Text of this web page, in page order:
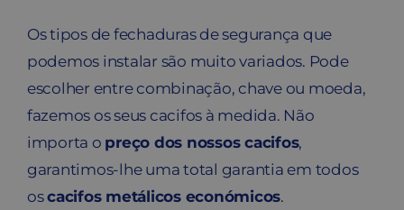
Os tipos de fechaduras de segurança que
podemos instalar são muito variados. Pode
escolher entre combinação, chave ou moeda,
fazemos os seus cacifos à medida. Não
importa o preço dos nossos cacifos,
garantimos-lhe uma total garantia em todos
oscacifos metálicos económicos.